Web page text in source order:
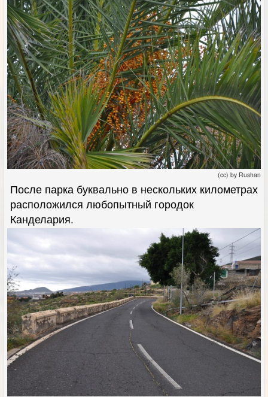
(cc) by Rushan
После парка буквально в нескольких километрах
расположился любопытный городок
Канделария.